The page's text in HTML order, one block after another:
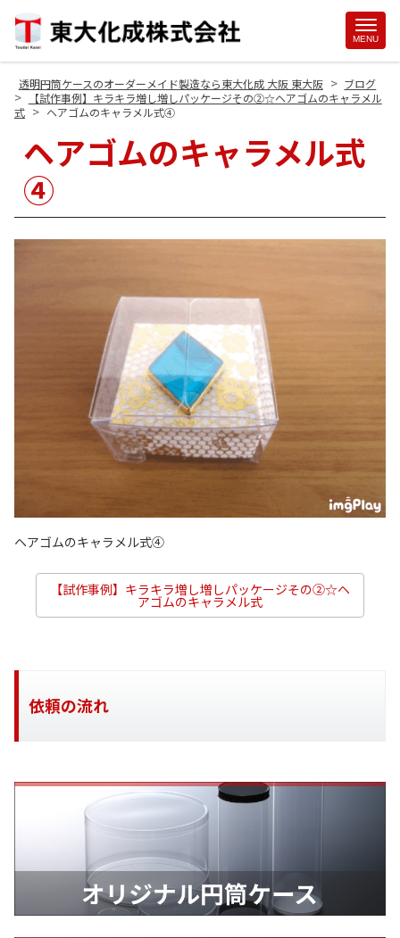
MENU
透明円筒ケースのオーダーメイド製造なら東大化成 大阪 東大阪 > ブログ
>
【試作事例】キラキラ増し増しパッケージその②☆ヘアゴムのキャラメル
式 > ヘアゴムのキャラメル式④
ヘアゴムのキャラメル式
④
ヘアゴムのキャラメル式④
【試作事例】キラキラ増し増しパッケージその②☆ヘ
アゴムのキャラメル式
依頼の流れ
Site
Footer